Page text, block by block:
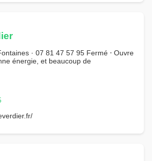
· 07 81 47 57 95 Fermé ⋅ Ouvre
énergie, et beaucoup de